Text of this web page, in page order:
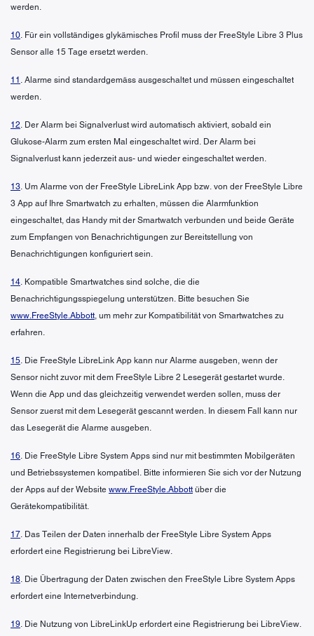
werden.
10. Für ein vollständiges glykämisches Profil muss der FreeStyle Libre 3 Plus
Sensor alle 15 Tage ersetzt werden.
11 . Alarme sind standardgemäss ausgeschaltet und müssen eingeschaltet
werden.
12. Der Alarm bei Signalverlust wird automatisch aktiviert, sobald ein
Glukose-Alarm zum ersten Mal eingeschaltet wird. Der Alarm bei
Signalverlust kann jederzeit aus- und wieder eingeschaltet werden.
13. Um Alarme von der FreeStyle LibreLink App bzw. von der FreeStyle Libre
3 App auf Ihre Smartwatch zu erhalten, müssen die Alarmfunktion
eingeschaltet, das Handy mit der Smartwatch verbunden und beide Geräte
zum Empfangen von Benachrichtigungen zur Bereitstellung von
Benachrichtigungen konfiguriert sein.
14. Kompatible Smartwatches sind solche, die die
Benachrichtigungsspiegelung unterstützen. Bitte besuchen Sie
www.FreeStyle.Abbott, um mehr zur Kompatibilität von Smartwatches zu
erfahren.
15. Die FreeStyle LibreLink App kann nur Alarme ausgeben, wenn der
Sensor nicht zuvor mit dem FreeStyle Libre 2 Lesegerät gestartet wurde.
Wenn die App und das gleichzeitig verwendet werden sollen, muss der
Sensor zuerst mit dem Lesegerät gescannt werden. In diesem Fall kann nur
das Lesegerät die Alarme ausgeben.
16. Die FreeStyle Libre System Apps sind nur mit bestimmten Mobilgeräten
und Betriebssystemen kompatibel. Bitte informieren Sie sich vor der Nutzung
der Apps auf der Website www.FreeStyle.Abbott über die
Gerätekompatibilität.
17. Das Teilen der Daten innerhalb der FreeStyle Libre System Apps
erfordert eine Registrierung bei LibreView.
18. Die Übertragung der Daten zwischen den FreeStyle Libre System Apps
erfordert eine Internetverbindung.
19. Die Nutzung von LibreLinkUp erfordert eine Registrierung bei LibreView.